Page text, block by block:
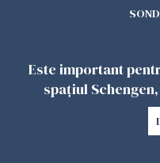
Este important
spațiul